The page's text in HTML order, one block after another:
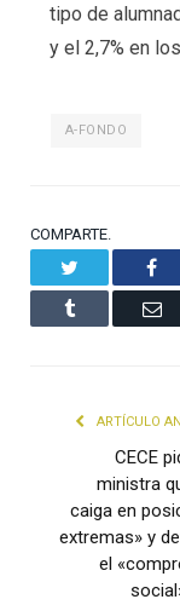
tipo de
y el 2,7% en
A-FONDO
COMPARTE.
Tumblr
ARTÍCULO
CECE
ministra
caiga en
extremas» y
el